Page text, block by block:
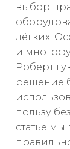
выбор
лёгких.
и
Роберт
решение
пользу
статье